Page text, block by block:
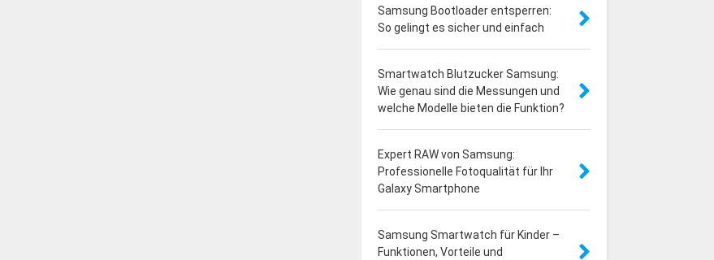
Samsung Bootloader entsperren:
So gelingt es sicher und einfach
Smartwatch Blutzucker Samsung:
Wie genau sind die Messungen und
welche Modelle bieten die Funktion?
Expert RAW von Samsung:
Professionelle Fotoqualität für Ihr
Galaxy Smartphone
Samsung Smartwatch für Kinder –
Funktionen, Vorteile und